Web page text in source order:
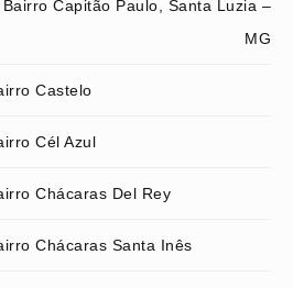
Capitão Paulo, Santa Luzia –
MG
Castelo
Cél Azul
Chácaras Del Rey
Chácaras Santa Inês